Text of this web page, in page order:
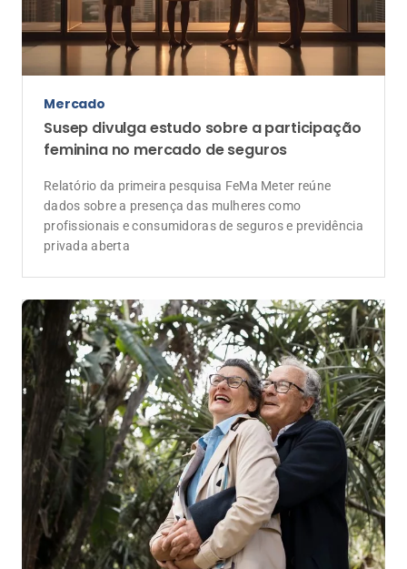
Longevidade
Seguro de Vida ganha novas funções na
terceira idade
planejamento financeiro
Carreira